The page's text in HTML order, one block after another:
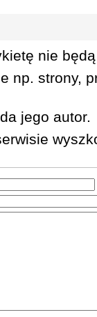
nie
np. strony,
jego autor.